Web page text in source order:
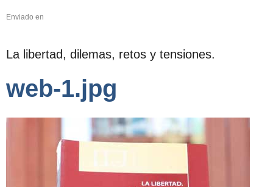
Enviado en
La libertad, dilemas, retos y tensiones.
web-1.jpg